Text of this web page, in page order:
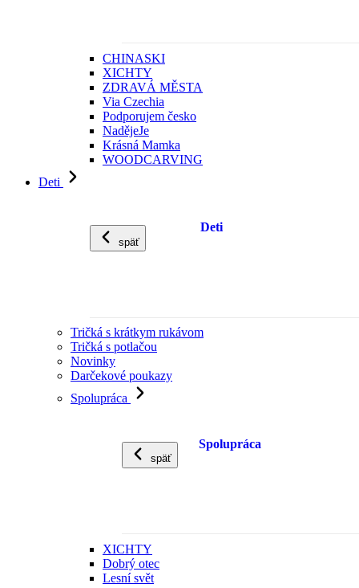
CHINASKI
XICHTY
ZDRAVÁ MĚSTA
Via Czechia
Podporujem česko
NadějeJe
Krásná Mamka
WOODCARVING
Deti
späť
Deti
Tričká s krátkym rukávom
Tričká s potlačou
Novinky
Darčekové poukazy
Spolupráca
späť
Spolupráca
XICHTY
Dobrý otec
Lesní svět